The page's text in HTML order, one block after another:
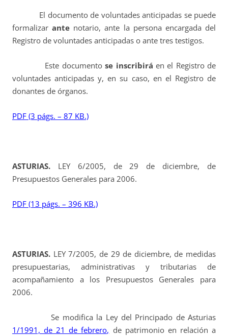
El documento de voluntades anticipadas se puede
formalizarante notario, ante la persona encargada del
Registro de voluntades anticipadas o ante tres testigos.
Este documentose inscribirá en el Registro de
voluntades anticipadas y, en su caso, en el Registro de
donantes de órganos.
PDF (3 págs. – 87 KB.)
ASTURIAS. LEY 6/2005, de 29 de diciembre, de
Presupuestos Generales para 2006.
PDF (13 págs. – 396 KB.)
ASTURIAS. LEY 7/2005, de 29 de diciembre, de medidas
presupuestarias, administrativas y tributarias de
acompañamiento a los Presupuestos Generales para
2006.
Se modifica la Ley del Principado de Asturias
1/1991, de 21 de febrero, de patrimonio en relación a